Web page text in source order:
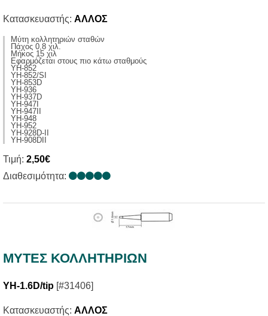
Κατασκευαστής: ΑΛΛΟΣ
Μύτη κολλητηριών σταθών
Πάχος 0,8 χιλ.
Μήκος 15 χιλ
Εφαρμόζεται στους πιο κάτω σταθμούς
ΥΗ-852
YH-852/SI
YH-853D
YH-936
YH-937D
YH-947I
YH-947II
YH-948
YH-952
YH-928D-II
YH-908DII
Τιμή: 2,50€
Διαθεσιμότητα:
ΜΥΤΕΣ ΚΟΛΛΗΤΗΡΙΩΝ
YH-1.6D/tip [#31406]
Κατασκευαστής: ΑΛΛΟΣ